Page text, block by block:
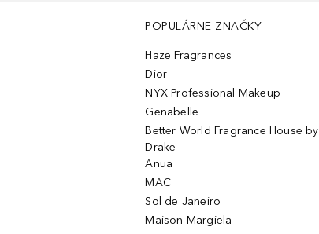
POPULÁRNE ZNAČKY
Haze Fragrances
Dior
NYX Professional Makeup
Genabelle
Better World Fragrance House by
Drake
Anua
MAC
Sol de Janeiro
Maison Margiela